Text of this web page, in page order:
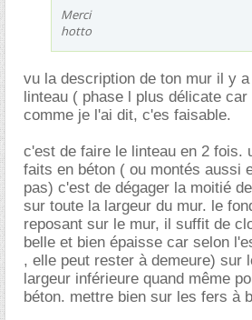
Merci
hotto
vu la description de ton mur il y
linteau ( phase l plus délicate
comme je l'ai dit, c'es faisable.
c'est de faire le linteau en 2 fois.
faits en béton ( ou montés aussi
pas) c'est de dégager la moitié
sur toute la largeur du mur. le
reposant sur le mur, il suffit de
belle et bien épaisse car selon
, elle peut rester à demeure) sur
largeur inférieure quand même
béton. mettre bien sur les fers à